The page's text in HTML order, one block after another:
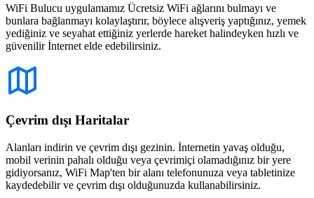
WiFi Bulucu uygulamamız Ücretsiz WiFi ağlarını bulmayı ve
bunlara bağlanmayı kolaylaştırır, böylece alışveriş yaptığınız, yemek
yediğiniz ve seyahat ettiğiniz yerlerde hareket halindeyken hızlı ve
güvenilir İnternet elde edebilirsiniz.
Çevrim dışı Haritalar
Alanları indirin ve çevrim dışı gezinin. İnternetin yavaş olduğu,
mobil verinin pahalı olduğu veya çevrimiçi olamadığınız bir yere
gidiyorsanız, WiFi Map'ten bir alanı telefonunuza veya tabletinize
kaydedebilir ve çevrim dışı olduğunuzda kullanabilirsiniz.